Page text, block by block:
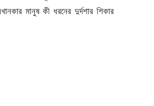
মানুষ কী ধরনের দুর্দশার শিকার